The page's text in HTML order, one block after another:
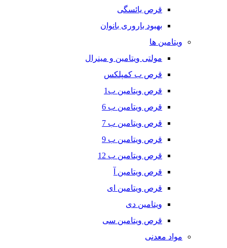
قرص یائسگی
بهبود باروری بانوان
ویتامین ها
مولتی ویتامین و مینرال
قرص ب کمپلکس
قرص ویتامین ب1
قرص ویتامین ب 6
قرص ویتامین ب 7
قرص ویتامین ب 9
قرص ویتامین ب 12
قرص ویتامین آ
قرص ویتامین ای
ویتامین دی
قرص ویتامین سی
مواد معدنی